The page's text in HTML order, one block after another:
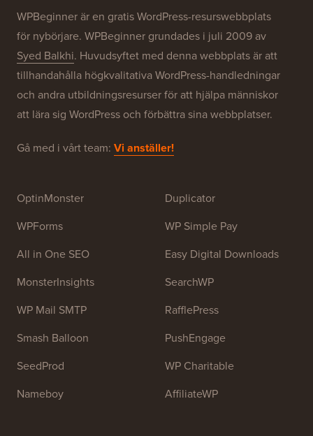
Våra varumärken
Om WPBeginner®
för nybörjare. WPBeginner grundades i juli 2009 av
och andra utbildningsresurser för att hjälpa människor
att lära sig WordPress och förbättra sina webbplatser.
Gå med i vårt team: Vi anställer!
OptinMonster
WPForms
All in One SEO
Duplicator
WP Simple Pay
Easy Digital Downloads